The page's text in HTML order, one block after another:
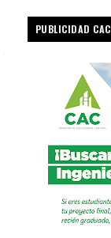
PUBLICIDAD CAC